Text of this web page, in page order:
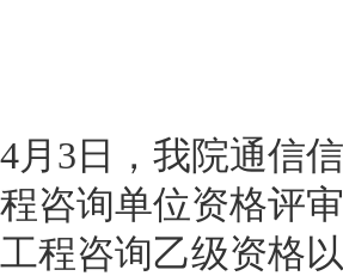
4月3日，我院通信
程咨询单位资格评
工程咨询乙级资格